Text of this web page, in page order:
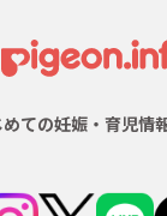
めての妊娠・育児情